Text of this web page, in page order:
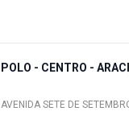
POLO - CENTRO -
AVENIDA SETE DE